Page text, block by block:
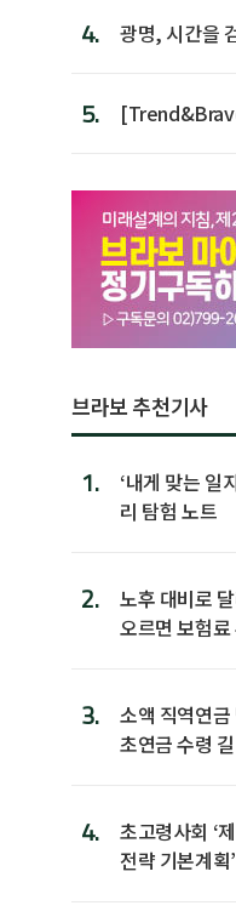
4. 광명, 시간을
5.
브라보 추천기사
1.
‘내게 맞는 일
리 탐험 노트
2.
노후 대비로
오르면 보험
3.
소액 직역연
초연금 수령
4.
초고령사회 ‘
전략 기본계획